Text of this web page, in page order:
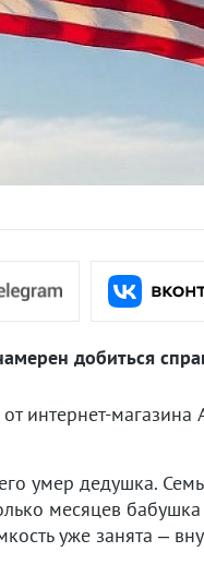
добиться
магазина
умер дедушка.
месяцев
уже занята –